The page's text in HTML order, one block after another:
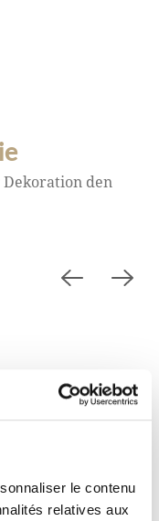
le contenu
relatives aux
den